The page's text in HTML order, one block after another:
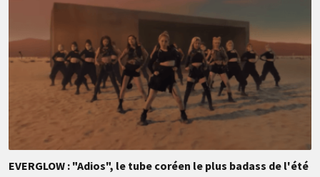
EVERGLOW : "Adios", le tube coréen le plus badass de l'été